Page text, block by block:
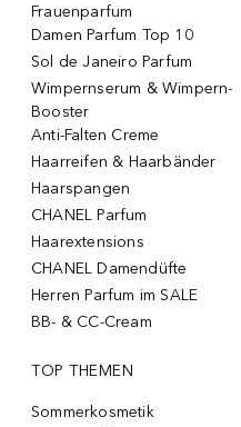
Frauenparfum
Damen Parfum Top 10
Sol de Janeiro Parfum
Wimpernserum & Wimpern-
Booster
Anti-Falten Creme
Haarreifen & Haarbänder
Haarspangen
CHANEL Parfum
Haarextensions
CHANEL Damendüfte
Herren Parfum im SALE
BB- & CC-Cream
TOP THEMEN
Sommerkosmetik